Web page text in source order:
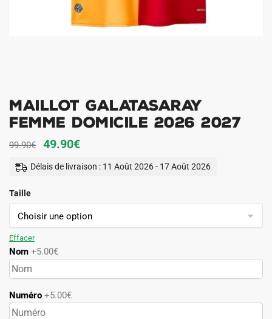
Maillot Galatasaray
Femme Domicile 2026 2027
99.90€
Le
prix
99.90€.
49.90€Le
prix
49.90€.
Délais de livraison : 11 Août 2026 - 17 Août 2026
Taille
Effacer
Nom +5.00€
Numéro +5.00€